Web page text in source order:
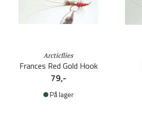
Arcticflies
Frances Red Gold Hook
79,-
På lager